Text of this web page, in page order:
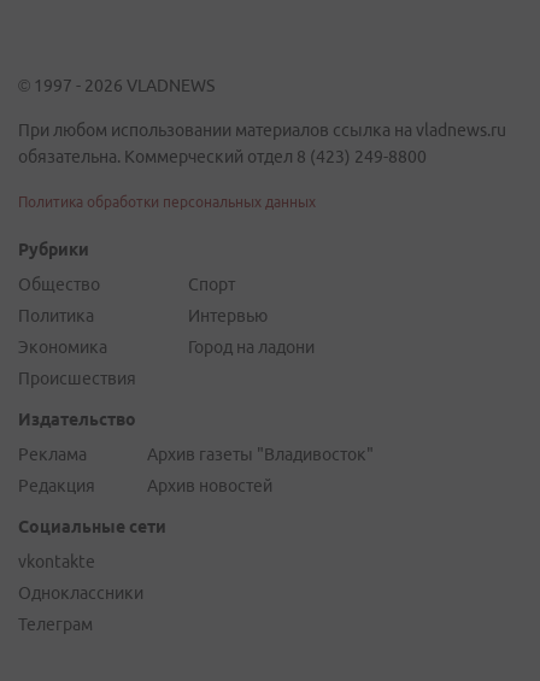
© 1997 - 2026 VLADNEWS
При любом использовании материалов ссылка на vladnews.ru
обязательна. Коммерческий отдел 8 (423) 249-8800
Политика обработки персональных данных
Рубрики
Общество
Политика
Экономика
Происшествия
Спорт
Интервью
Город на ладони
Издательство
Реклама
Редакция
Архив газеты "Владивосток"
Архив новостей
Социальные сети
vkontakte
Одноклассники
Телеграм